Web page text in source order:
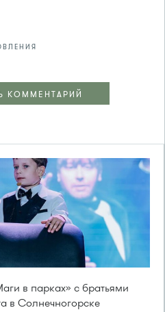
КОММЕНТАРИЙ
в парках» с братьями
в Солнечногорске